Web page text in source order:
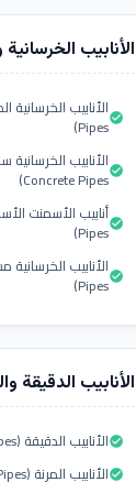
الأنابيب
Pipes)check_circle
Concrete Pipes)check_circle
Pipes)check_circle
Pipes)check_circle
الأنابيب الدقيقة
الأنابيب الدقيقة (Microduct Pipes)check_circle
الأنابيب المرنة (Flexible Conduit Pipes)check_circle